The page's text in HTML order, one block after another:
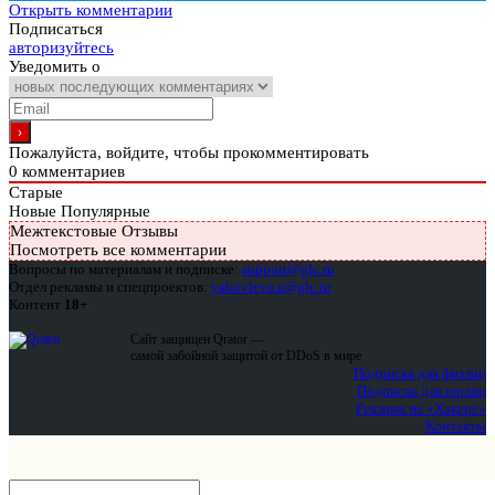
Открыть комментарии
Подписаться
авторизуйтесь
Уведомить о
Пожалуйста, войдите, чтобы прокомментировать
0 комментариев
Старые
Новые Популярные
Межтекстовые Отзывы
Посмотреть все комментарии
Вопросы по материалам и подписке: support@glc.ru
Отдел рекламы и спецпроектов: yakovleva.a@glc.ru
Контент 18+
Сайт защищен Qrator —
самой забойной защитой от DDoS в мире
Подписка для физлиц
Подписка для юрлиц
Реклама на «Хакере»
Контакты